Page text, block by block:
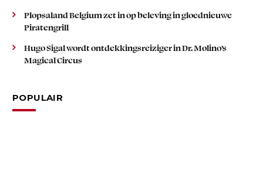
Plopsaland Belgium zet in op beleving in gloednieuwe
Piratengrill
Hugo Sigal wordt ontdekkingsreiziger in Dr. Molino’s
Magical Circus
POPULAIR